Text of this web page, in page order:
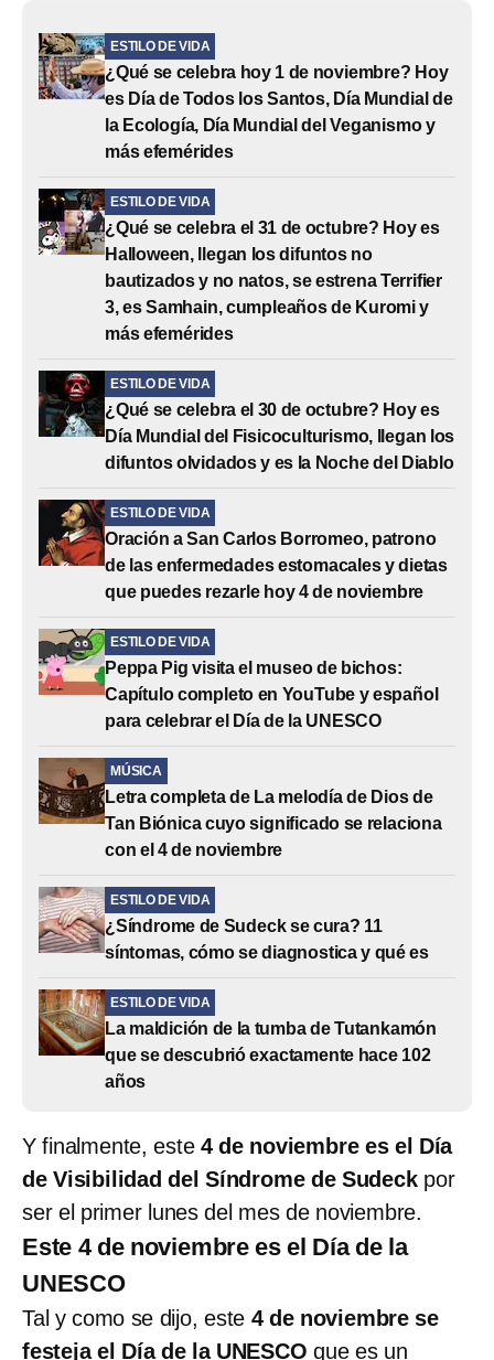
ESTILO DE VIDA
¿Qué se celebra hoy 1 de noviembre? Hoy
es Día de Todos los Santos, Día Mundial de
la Ecología, Día Mundial del Veganismo y
más efemérides
ESTILO DE VIDA
¿Qué se celebra el 31 de octubre? Hoy es
Halloween, llegan los difuntos no
bautizados y no natos, se estrena Terrifier
3, es Samhain, cumpleaños de Kuromi y
más efemérides
ESTILO DE VIDA
¿Qué se celebra el 30 de octubre? Hoy es
Día Mundial del Fisicoculturismo, llegan los
difuntos olvidados y es la Noche del Diablo
ESTILO DE VIDA
Oración a San Carlos Borromeo, patrono
de las enfermedades estomacales y dietas
que puedes rezarle hoy 4 de noviembre
ESTILO DE VIDA
Peppa Pig visita el museo de bichos:
Capítulo completo en YouTube y español
para celebrar el Día de la UNESCO
MÚSICA
Letra completa de La melodía de Dios de
Tan Biónica cuyo significado se relaciona
con el 4 de noviembre
ESTILO DE VIDA
¿Síndrome de Sudeck se cura? 11
síntomas, cómo se diagnostica y qué es
ESTILO DE VIDA
La maldición de la tumba de Tutankamón
que se descubrió exactamente hace 102
años
Y finalmente, este 4 de noviembre es el Día
de Visibilidad del Síndrome de Sudeck por
ser el primer lunes del mes de noviembre.
Este 4 de noviembre es el Día de la
UNESCO
Tal y como se dijo, este 4 de noviembre se
festeja el Día de la UNESCOque es un